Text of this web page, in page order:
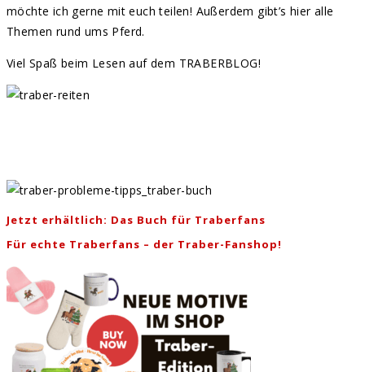
möchte ich gerne mit euch teilen! Außerdem gibt’s hier alle
Themen rund ums Pferd.
Viel Spaß beim Lesen auf dem TRABERBLOG!
Jetzt erhältlich: Das Buch für Traberfans
Für echte Traberfans – der Traber-Fanshop!